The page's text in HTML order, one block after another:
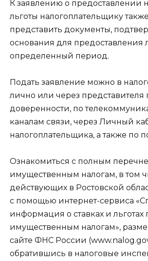
К заявлению о предоставлении
льготы налогоплательщику
представить документы,
основания для предоставления
определенный период.
Подать заявление можно в
лично или через представителя
доверенности, по
каналам связи, через Личный
налогоплательщика, а также по
Ознакомиться с полным
имущественным налогам, в том
действующих в Ростовской
с помощью интернет-сервиса
информация о ставках и льготах
имущественным налогам»,
сайте ФНС России
обратившись в налоговые